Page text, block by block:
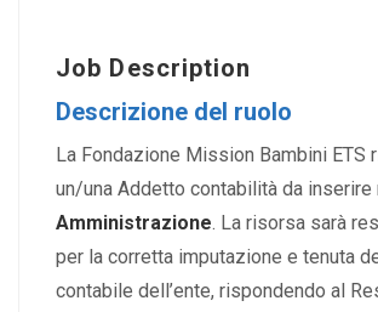
Job Description
Descrizione del ruolo
La Fondazione Mission Bambini ETS
un/una Addetto contabilità da inserire
Amministrazione. La risorsa sarà
per la corretta imputazione e tenuta
contabile dell’ente, rispondendo al